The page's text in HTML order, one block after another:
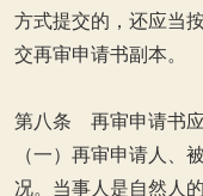
方式提交的，还应当
交再审申请书副本。
第八条 再审申请书应
（一）再审申请人、
况。当事人是自然人